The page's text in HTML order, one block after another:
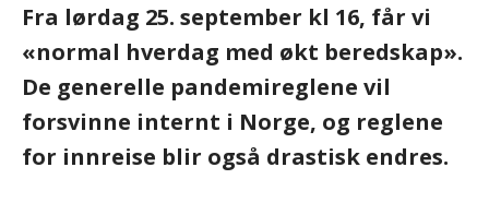
Fra lørdag 25. september kl 16, får vi
«normal hverdag med økt beredskap».
De generelle pandemireglene vil
forsvinne internt i Norge, og reglene
for innreise blir også drastisk endres.